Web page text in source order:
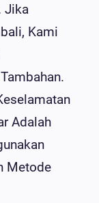
Jika
Kami
Adalah
Metode